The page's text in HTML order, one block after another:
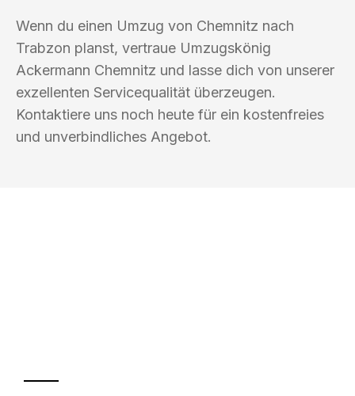
Wenn du einen Umzug von Chemnitz nach
Trabzon planst, vertraue Umzugskönig
Ackermann Chemnitz und lasse dich von unserer
exzellenten Servicequalität überzeugen.
Kontaktiere uns noch heute für ein kostenfreies
und unverbindliches Angebot.